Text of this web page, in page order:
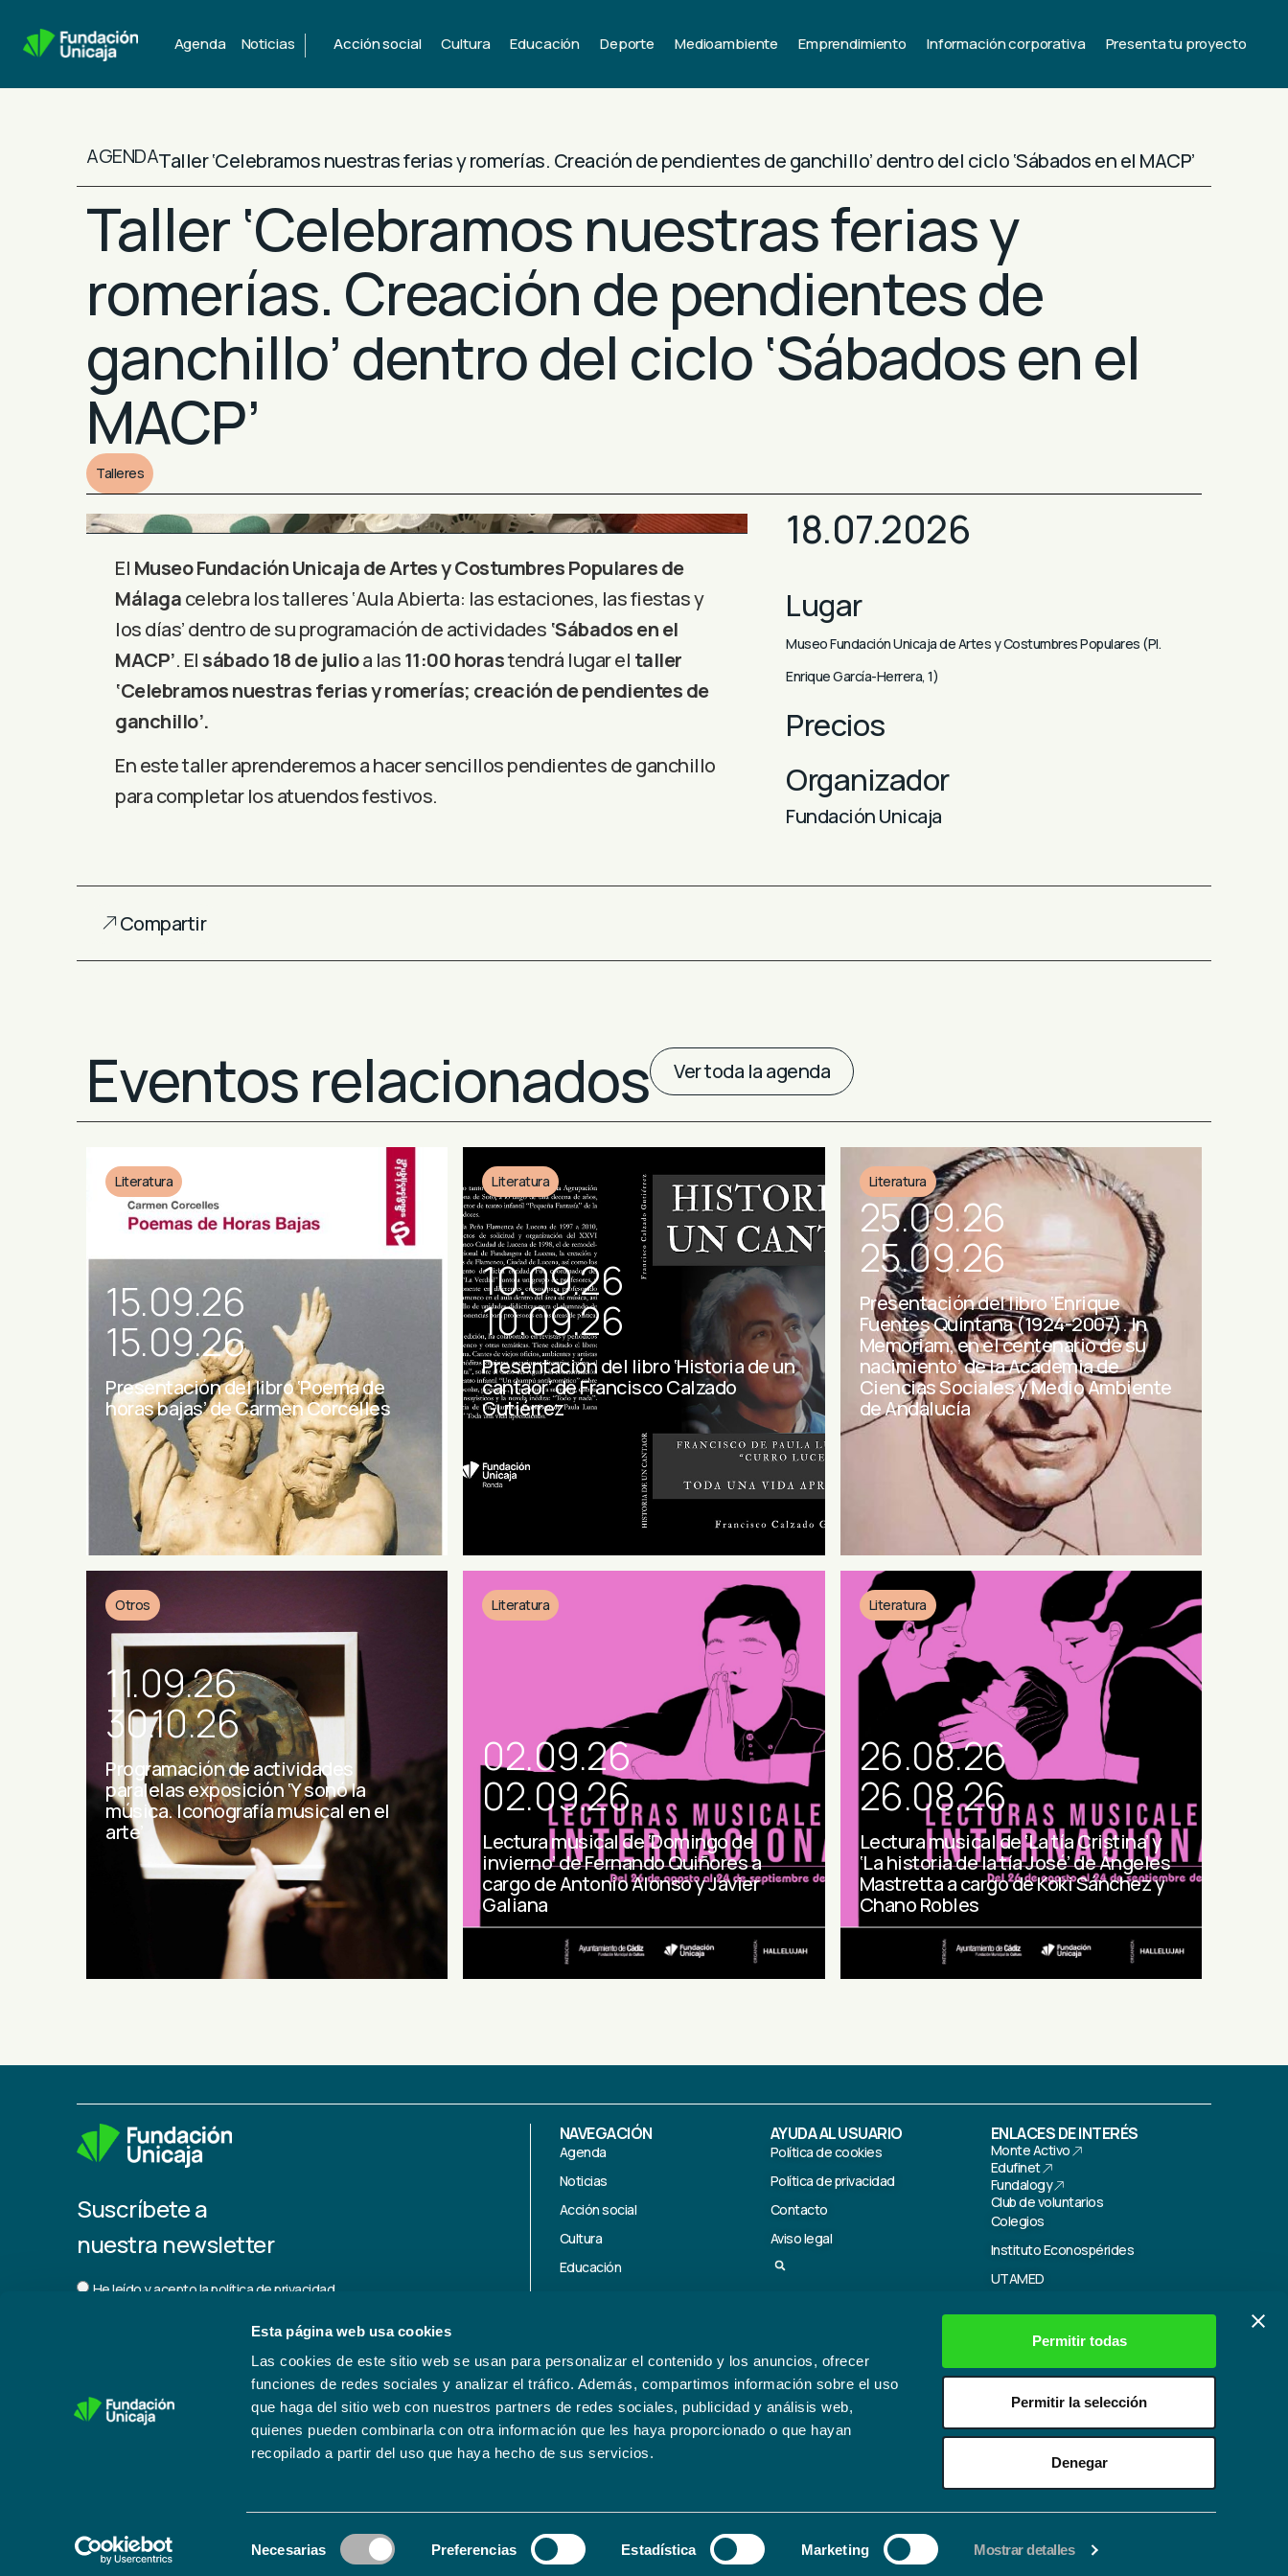
Esta página web usa cookies
Las cookies de este sitio web se usan para personalizar el contenido y los anuncios, ofrecer
funciones de redes sociales y analizar el tráfico. Además, compartimos información sobre el uso
que haga del sitio web con nuestros partners de redes sociales, publicidad y análisis web,
quienes pueden combinarla con otra información que les haya proporcionado o que hayan
recopilado a partir del uso que haya hecho de sus servicios.
de
Necesarias Preferencias Estadística Marketing Mostrar detalles
Permitir todas
Permitir la selección
Denegar
Agenda Noticias | Acción social Cultura Educación Deporte Medioambiente Emprendimiento Información corporativa Presenta tu proyecto
AGENDATaller ‘Celebramos nuestras ferias y romerías. Creación de pendientes de ganchillo’ dentro del ciclo ‘Sábados en el MACP’
Taller ‘Celebramos nuestras ferias y
romerías. Creación de pendientes de
ganchillo’ dentro del ciclo ‘Sábados en el
MACP’
Talleres
El Museo Fundación Unicaja de Artes y Costumbres Populares de
Málagacelebra los talleres ‘Aula Abierta: las estaciones, las fiestas y
los días’ dentro de su programación de actividades ‘Sábados en el
MACP’. Elsábado 18 de julioa las11:00 horastendrá lugar el taller
‘Celebramos nuestras ferias y romerías; creación de pendientes de
ganchillo’.
En este taller aprenderemos a hacer sencillos pendientes de ganchillo
para completar los atuendos festivos.
18.07.2026
Lugar
Museo Fundación Unicaja de Artes y Costumbres Populares (Pl.
Enrique García-Herrera, 1)
Precios
Organizador
Fundación Unicaja
Compartir
Eventos relacionados Ver toda la agenda
Literatura
15.09.26
15.09.26
Presentación del libro ‘Poema de
horas bajas’ de Carmen Corcelles
Literatura
10.09.26
10.09.26
Presentación del libro ‘Historia de un
cantaor’ de Francisco Calzado
Gutiérrez
Literatura
25.09.26
25.09.26
Presentación del libro ‘Enrique
Fuentes Quintana (1924-2007). In
Memoriam, en el centenario de su
nacimiento’ de la Academia de
Ciencias Sociales y Medio Ambiente
de Andalucía
Otros
11.09.26
30.10.26
Programación de actividades
paralelas exposición ‘Y sonó la
música. Iconografía musical en el
arte’
Literatura
02.09.26
02.09.26
Lectura musical de ‘Domingo de
invierno’ de Fernando Quiñores a
cargo de Antonio Alonso y Javier
Galiana
Literatura
26.08.26
26.08.26
Lectura musical de ‘La tía Cristina’ y
‘La historia de la tía José’ de Ángeles
Mastretta a cargo de Koki Sánchez y
Chano Robles
Suscríbete a
nuestra newsletter
He leído y acepto lapolítica de privacidad.
Trabaja con nosotros
NAVEGACIÓN
Agenda
Noticias
Acción social
Cultura
Educación
Emprendimiento
Información corporativa
AYUDA AL USUARIO
Política de cookies
Política de privacidad
Contacto
Aviso legal
ENLACES DE INTERÉS
Monte Activo
Edufinet
Fundalogy
Club de voluntarios
Colegios
Instituto Econospérides
UTAMED